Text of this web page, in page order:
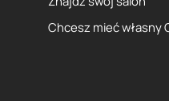
Chcesz mieć własny